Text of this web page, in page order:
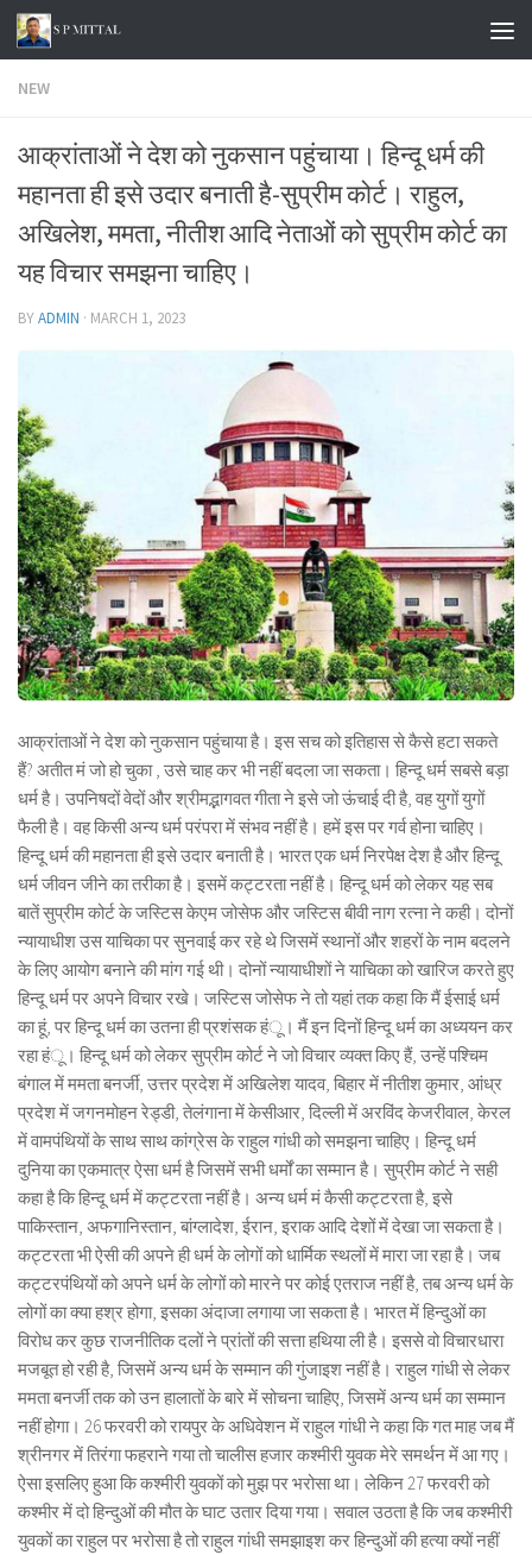
Skip to content
NEW
आक्रांताओं ने देश को नुकसान पहुंचाया। हिन्दू धर्म की
महानता ही इसे उदार बनाती है-सुप्रीम कोर्ट। राहुल,
अखिलेश, ममता, नीतीश आदि नेताओं को सुप्रीम कोर्ट का
यह विचार समझना चाहिए।
BYADMIN · MARCH 1, 2023
आक्रांताओं ने देश को नुकसान पहुंचाया है। इस सच को इतिहास से कैसे हटा सकते
हैं? अतीत मं जो हो चुका , उसे चाह कर भी नहीं बदला जा सकता। हिन्दू धर्म सबसे बड़ा
धर्म है। उपनिषदों वेदों और श्रीमद्भागवत गीता ने इसे जो ऊंचाई दी है, वह युगों युगों
फैली है। वह किसी अन्य धर्म परंपरा में संभव नहीं है। हमें इस पर गर्व होना चाहिए।
हिन्दू धर्म की महानता ही इसे उदार बनाती है। भारत एक धर्म निरपेक्ष देश है और हिन्दू
धर्म जीवन जीने का तरीका है। इसमें कट्टरता नहीं है। हिन्दू धर्म को लेकर यह सब
बातें सुप्रीम कोर्ट के जस्टिस केएम जोसेफ और जस्टिस बीवी नाग रत्ना ने कही। दोनों
न्यायाधीश उस याचिका पर सुनवाई कर रहे थे जिसमें स्थानों और शहरों के नाम बदलने
के लिए आयोग बनाने की मांग गई थी। दोनों न्यायाधीशों ने याचिका को खारिज करते हुए
हिन्दू धर्म पर अपने विचार रखे। जस्टिस जोसेफ ने तो यहां तक कहा कि मैं ईसाई धर्म
का हूं, पर हिन्दू धर्म का उतना ही प्रशंसक हंू। मैं इन दिनों हिन्दू धर्म का अध्ययन कर
रहा हंू। हिन्दू धर्म को लेकर सुप्रीम कोर्ट ने जो विचार व्यक्त किए हैं, उन्हें पश्चिम
बंगाल में ममता बनर्जी, उत्तर प्रदेश में अखिलेश यादव, बिहार में नीतीश कुमार, आंध्र
प्रदेश में जगनमोहन रेड्डी, तेलंगाना में केसीआर, दिल्ली में अरविंद केजरीवाल, केरल
में वामपंथियों के साथ साथ कांग्रेस के राहुल गांधी को समझना चाहिए। हिन्दू धर्म
दुनिया का एकमात्र ऐसा धर्म है जिसमें सभी धर्मों का सम्मान है। सुप्रीम कोर्ट ने सही
कहा है कि हिन्दू धर्म में कट्टरता नहीं है। अन्य धर्म मं कैसी कट्टरता है, इसे
पाकिस्तान, अफगानिस्तान, बांग्लादेश, ईरान, इराक आदि देशों में देखा जा सकता है।
कट्टरता भी ऐसी की अपने ही धर्म के लोगों को धार्मिक स्थलों में मारा जा रहा है। जब
कट्टरपंथियों को अपने धर्म के लोगों को मारने पर कोई एतराज नहीं है, तब अन्य धर्म के
लोगों का क्या हश्र होगा, इसका अंदाजा लगाया जा सकता है। भारत में हिन्दुओं का
विरोध कर कुछ राजनीतिक दलों ने प्रांतों की सत्ता हथिया ली है। इससे वो विचारधारा
मजबूत हो रही है, जिसमें अन्य धर्म के सम्मान की गुंजाइश नहीं है। राहुल गांधी से लेकर
ममता बनर्जी तक को उन हालातों के बारे में सोचना चाहिए, जिसमें अन्य धर्म का सम्मान
नहीं होगा। 26 फरवरी को रायपुर के अधिवेशन में राहुल गांधी ने कहा कि गत माह जब मैं
श्रीनगर में तिरंगा फहराने गया तो चालीस हजार कश्मीरी युवक मेरे समर्थन में आ गए।
ऐसा इसलिए हुआ कि कश्मीरी युवकों को मुझ पर भरोसा था। लेकिन 27 फरवरी को
कश्मीर में दो हिन्दुओं की मौत के घाट उतार दिया गया। सवाल उठता है कि जब कश्मीरी
युवकों का राहुल पर भरोसा है तो राहुल गांधी समझाइश कर हिन्दुओं की हत्या क्यों नहीं